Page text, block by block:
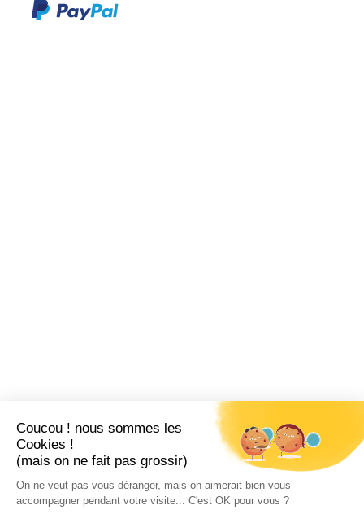
Coucou ! nous sommes les
Cookies !
(mais on ne fait pas grossir)
On ne veut pas vous déranger, mais on aimerait bien vous
accompagner pendant votre visite... C'est OK pour vous ?